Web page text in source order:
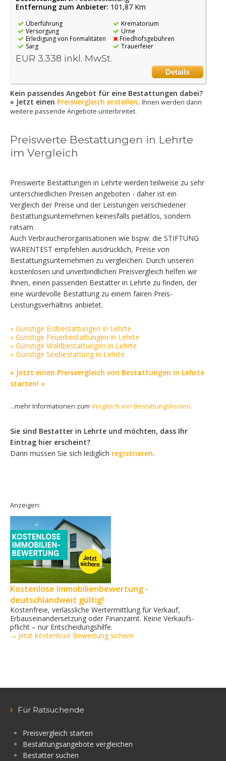
Entfernung zum Anbieter: 101,87 Km
Überführung
Versorgung
Erledigung von Formalitäten
Sarg
Krematorium
Urne
Friedhofsgebühren
Trauerfeier
EUR 3.338 inkl. MwSt.
Details
Kein passendes Angebot für eine Bestattungen dabei?
» Jetzt einen Preisvergleich erstellen. Ihnen werden dann
weitere passende Angebote unterbreitet.
Preiswerte Bestattungen in Lehrte
im Vergleich
Preiswerte Bestattungen in Lehrte werden teilweise zu sehr
unterschiedlichen Preisen angeboten - daher ist ein
Vergleich der Preise und der Leistungen verschiedener
Bestattungsunternehmen keinesfalls pietätlos, sondern
ratsam.
Auch Verbraucherorganisationen wie bspw. die STIFTUNG
WARENTEST empfehlen ausdrücklich, Preise von
Bestattungsunternehmen zu vergleichen. Durch unseren
kostenlosen und unverbindlichen Preisvergleich helfen wir
Ihnen, einen passenden Bestatter in Lehrte zu finden, der
eine würdevolle Bestattung zu einem fairen Preis-
Leistungsverhältnis anbietet.
» Günstige Erdbestattungen in Lehrte
» Günstige Feuerbestattungen in Lehrte
» Günstige Waldbestattungen in Lehrte
» Günstige Seebestattung in Lehrte
» Jetzt einen Preisvergleich von Bestattungen in Lehrte
starten! «
...mehr Informationen zum Vergleich von Bestattungskosten.
Sie sind Bestatter in Lehrte und möchten, dass Ihr
Eintrag hier erscheint?
Dann müssen Sie sich lediglich registrieren.
Anzeigen:
Kostenlose Immobilienbewertung -
deutschlandweit gültig!
Kostenfreie, verlässliche Wertermittlung für Verkauf,
Erbauseinandersetzung oder Finanzamt. Keine Verkaufs­
pflicht – nur Entscheidungshilfe.
→ Jetzt kostenlose Bewertung sichern
Für Ratsuchende
Preisvergleich starten
Bestattungsangebote vergleichen
Bestatter suchen